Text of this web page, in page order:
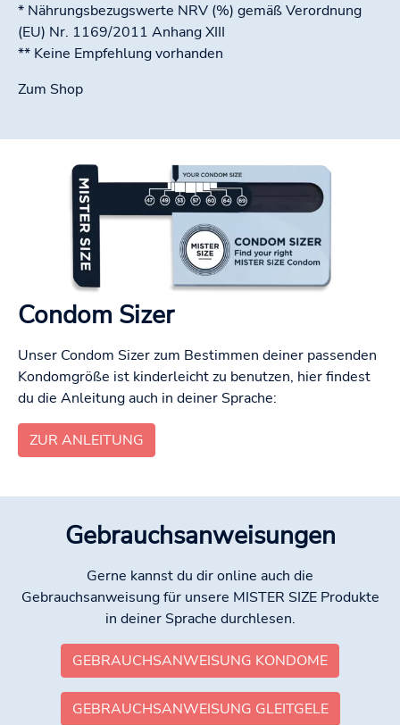
* Nährungsbezugswerte NRV (%) gemäß Verordnung
(EU) Nr. 1169/2011 Anhang XIII
** Keine Empfehlung vorhanden
Zum Shop
Condom Sizer
Unser Condom Sizer zum Bestimmen deiner passenden
Kondomgröße ist kinderleicht zu benutzen, hier findest
du die Anleitung auch in deiner Sprache:
ZUR ANLEITUNG
Gebrauchsanweisungen
Gerne kannst du dir online auch die
Gebrauchsanweisung für unsere MISTER SIZE Produkte
in deiner Sprache durchlesen.
GEBRAUCHSANWEISUNG KONDOME
GEBRAUCHSANWEISUNG GLEITGELE